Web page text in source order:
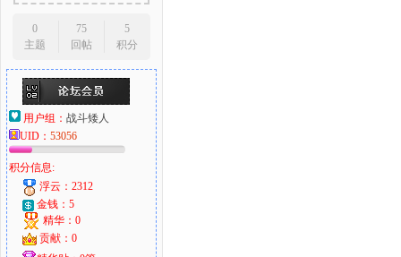
0
主题
75
回帖
5
积分
用户组： 战斗矮人
UID： 53056
积分信息:
浮云：2312
金钱：5
精华：0
贡献：0